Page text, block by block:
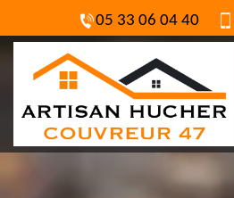
05 33 06 04 40